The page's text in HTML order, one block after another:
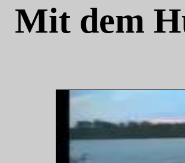
Mit dem